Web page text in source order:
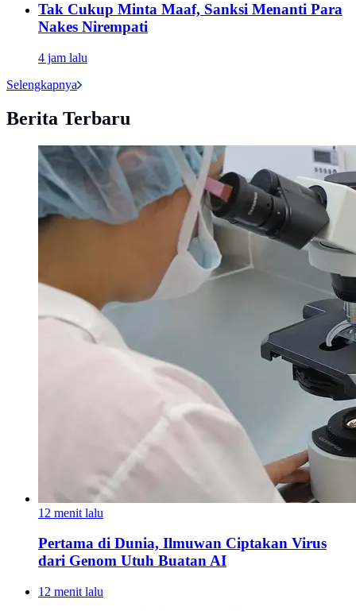
Tak Cukup Minta Maaf, Sanksi Menanti Para
Nakes Nirempati
4 jam lalu
Selengkapnya
Berita Terbaru
12 menit lalu
Pertama di Dunia, Ilmuwan Ciptakan Virus
dari Genom Utuh Buatan AI
12 menit lalu